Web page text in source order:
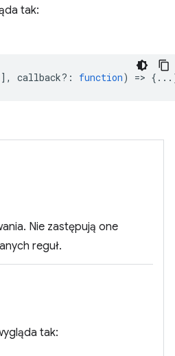
tak:
callback? : function) =>
Nie zastępują one
reguł.
tak: